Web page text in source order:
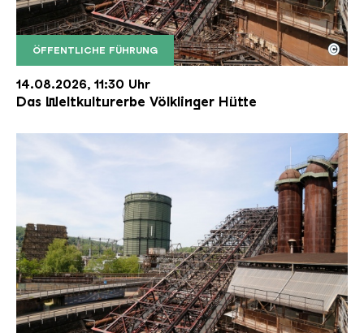
ÖFFENTLICHE FÜHRUNG
Der Erzschrägaufzug der Völklinger Hütte mit
Copyright: Weltkulturerbe Völklinger Hütte | Karl
©
14.08.2026, 11:30 Uhr
Das Weltkulturerbe Völklinger Hütte